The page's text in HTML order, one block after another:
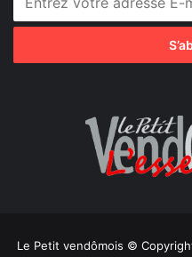
Le Petit vendômois ©